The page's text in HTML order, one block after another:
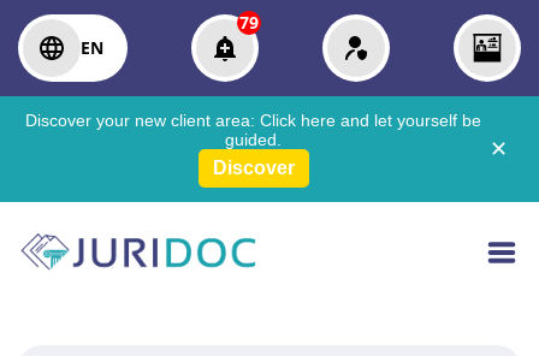
EN
79
Discover your new client area: Click here and let yourself be
guided.
Discover
✕